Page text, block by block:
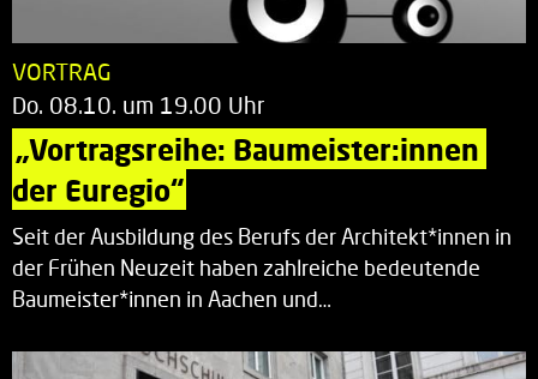
VORTRAG
Do. 08.10. um 19.00 Uhr
„Vortragsreihe: Baumeister:innen
der Euregio“
Seit der Ausbildung des Berufs der Architekt*innen in
der Frühen Neuzeit haben zahlreiche bedeutende
Baumeister*innen in Aachen und…